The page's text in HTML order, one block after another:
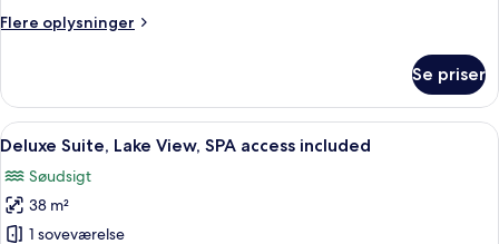
access
Flere oplysninger
Flere
Room,
Lake
View,
access
included
Se priser
Indlæs
alle
billeder
af
Deluxe
Et moderne hotelværelse med en
6
Deluxe Suite, Lake View, SPA access included
Søudsigt
38 m²
1 soveværelse